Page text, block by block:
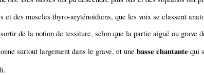
et des muscles thyro-aryténoïdiens, que les voix se classent
de la notion de tessiture, selon que la partie aiguë ou grave
surtout largement dans le grave, et une basse chantante qui